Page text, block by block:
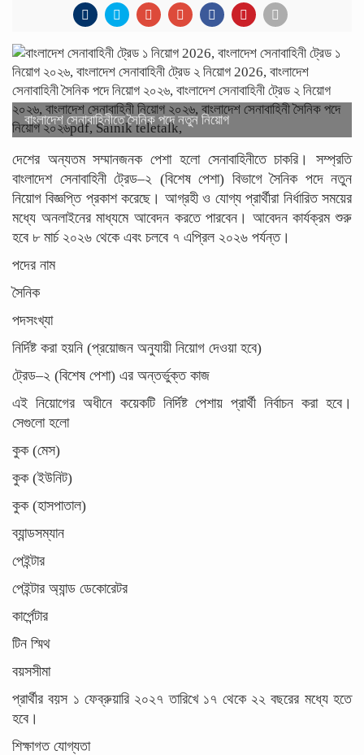
বাংলাদেশ সেনাবাহিনীতে সৈনিক পদে নতুন নিয়োগ
দেশের অন্যতম সম্মানজনক পেশা হলো সেনাবাহিনীতে চাকরি। সম্প্রতি
বাংলাদেশ সেনাবাহিনী ট্রেড–২ (বিশেষ পেশা) বিভাগে সৈনিক পদে নতুন
নিয়োগ বিজ্ঞপ্তি প্রকাশ করেছে। আগ্রহী ও যোগ্য প্রার্থীরা নির্ধারিত সময়ের
মধ্যে অনলাইনের মাধ্যমে আবেদন করতে পারবেন। আবেদন কার্যক্রম শুরু
হবে ৮ মার্চ ২০২৬ থেকে এবং চলবে ৭ এপ্রিল ২০২৬ পর্যন্ত।
পদের নাম
সৈনিক
পদসংখ্যা
নির্দিষ্ট করা হয়নি (প্রয়োজন অনুযায়ী নিয়োগ দেওয়া হবে)
ট্রেড–২ (বিশেষ পেশা) এর অন্তর্ভুক্ত কাজ
এই নিয়োগের অধীনে কয়েকটি নির্দিষ্ট পেশায় প্রার্থী নির্বাচন করা হবে।
সেগুলো হলো
কুক (মেস)
কুক (ইউনিট)
কুক (হাসপাতাল)
ব্যান্ডসম্যান
পেইন্টার
পেইন্টার অ্যান্ড ডেকোরেটর
কার্পেন্টার
টিন স্মিথ
বয়সসীমা
প্রার্থীর বয়স ১ ফেব্রুয়ারি ২০২৭ তারিখে ১৭ থেকে ২২ বছরের মধ্যে হতে
হবে।
শিক্ষাগত যোগ্যতা